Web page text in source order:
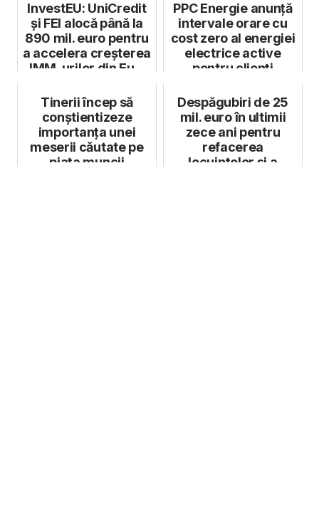
InvestEU: UniCredit
și FEI alocă până la
890 mil. euro pentru
a accelera creșterea
IMM-urilor din Eu...
PPC Energie anunță
intervale orare cu
cost zero al energiei
electrice active
pentru clienți
Tinerii încep să
conștientizeze
importanța unei
meserii căutate pe
piața muncii
Despăgubiri de 25
mil. euro în ultimii
zece ani pentru
refacerea
locuințelor și a